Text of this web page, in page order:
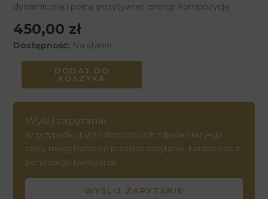
dynamiczną i pełną pozytywnej energii kompozycję.
450,00 zł
Dostępność: Na stanie
DODAJ DO
KOSZYKA
Wyślij zapytanie
W przypadku pytań dotyczących zdjęcia oraz jego
ceny, mogą Państwo przesłać zapytanie, korzystając z
poniższego formularza.
WYŚLIJ ZAPYTANIE